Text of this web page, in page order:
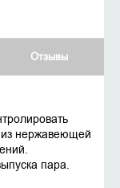
Отзывы
из нержавеющей
пара.